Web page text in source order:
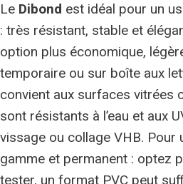
Le Dibond est idéal pour un
: très résistant, stable et
option plus économique,
temporaire ou sur boîte aux
convient aux surfaces vitrées
sont résistants à l’eau et aux
vissage ou collage VHB. Pour
gamme et permanent : optez
tester, un format PVC peut